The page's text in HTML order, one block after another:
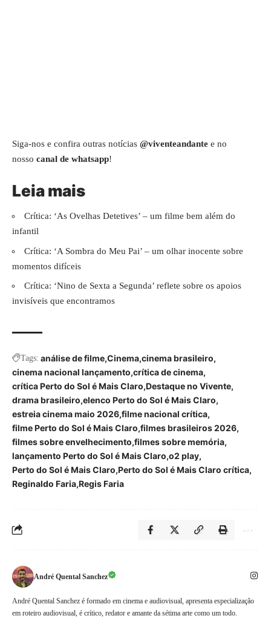
Siga-nos e confira outras notícias @viventeandante e no
nosso canal de whatsapp!
Leia mais
Crítica: ‘As Ovelhas Detetives’ – um filme bem além do
infantil
Crítica: ‘A Sombra do Meu Pai’ – um olhar inocente sobre
momentos difíceis
Crítica: ‘Nino de Sexta a Segunda’ reflete sobre os apoios
invisíveis que encontramos
Tags: análise de filme Cinema cinema brasileiro
cinema nacional lançamento crítica de cinema
crítica Perto do Sol é Mais Claro Destaque no Vivente
drama brasileiro elenco Perto do Sol é Mais Claro
estreia cinema maio 2026 filme nacional crítica
filme Perto do Sol é Mais Claro filmes brasileiros 2026
filmes sobre envelhecimento filmes sobre memória
lançamento Perto do Sol é Mais Claro o2 play
Perto do Sol é Mais Claro Perto do Sol é Mais Claro crítica
Reginaldo Faria Regis Faria
André Quental Sanchez
André Quental Sanchez é formado em cinema e audiovisual, apresenta especialização
em roteiro audiovisual, é crítico, redator e amante da sétima arte como um todo.